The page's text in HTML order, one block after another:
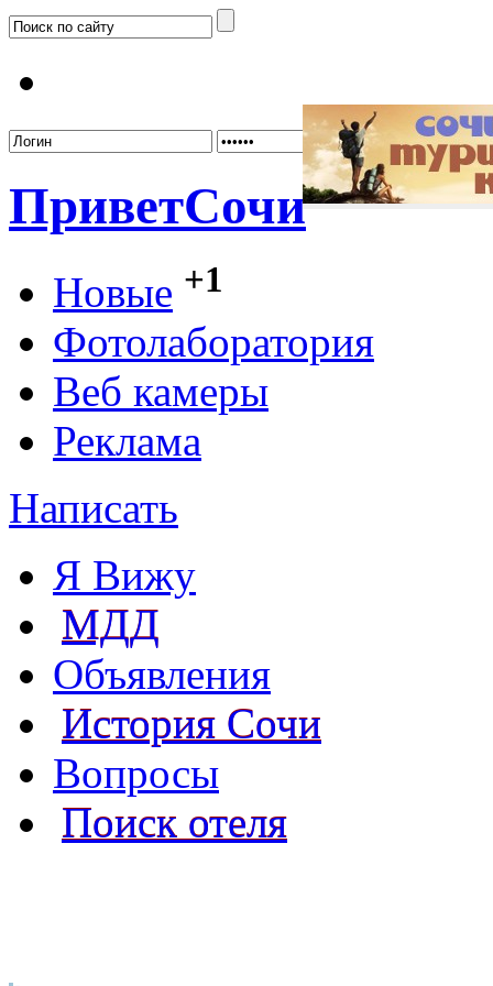
ПриветСочи
Новые +1
Фотолаборатория
Веб камеры
Реклама
Написать
Я Вижу
МДД
Объявления
История Сочи
Вопросы
Поиск отеля